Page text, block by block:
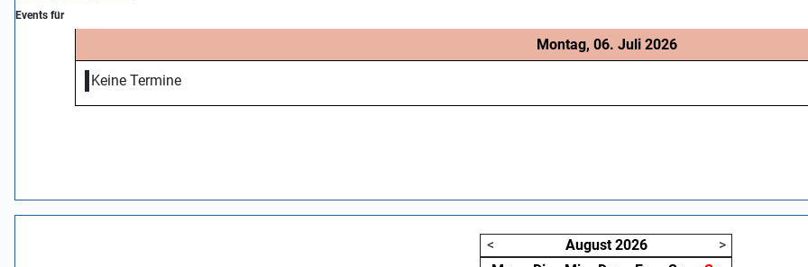
Events für
Montag, 06. Juli 2026
Keine Termine
< August 2026
>